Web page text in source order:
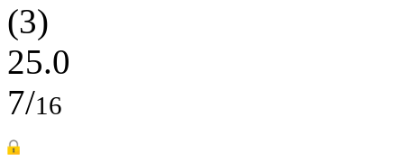
(3)
25.0
7/16